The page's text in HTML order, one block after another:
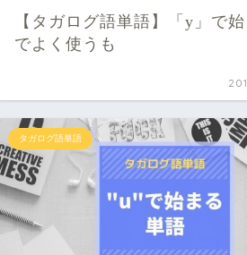
【タガログ語単語】「y」で
でよく使うも
タガログ語単語